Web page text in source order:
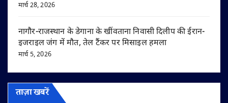
मार्च 28, 2026
नागौर-राजस्थान के डेगाना के खींवताना निवासी दिलीप की ईरान-
इजराइल जंग में मौत, तेल टैंकर पर मिसाइल हमला
मार्च 5, 2026
ताज़ा खबरें